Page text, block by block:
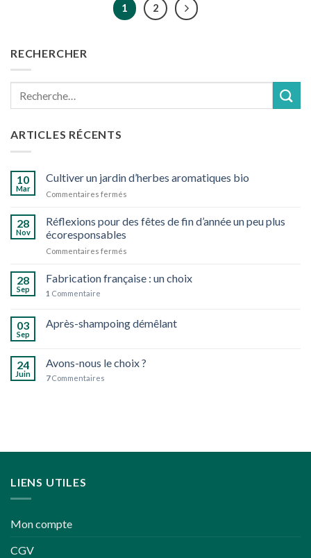
1 2
RECHERCHER
ARTICLES RÉCENTS
10
Mar
Cultiver un jardin d’herbes aromatiques bio
Commentaires fermés
un
jardin
28
Nov
Réflexions pour des fêtes de fin d’année un peu plus
écoresponsables
Commentaires fermés
pour
des
fin
d’année
plus
28
Sep
Fabrication française : un choix
1 Commentaire
03
Sep
Après-shampoing démêlant
24
Juin
Avons-nous le choix ?
7Commentaires
LIENS UTILES
Mon compte
CGV